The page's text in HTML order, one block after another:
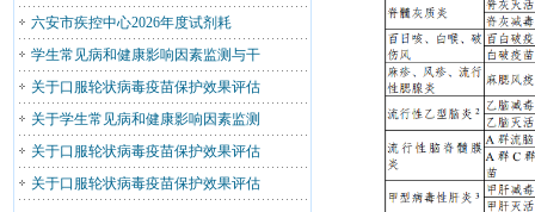
六安市疾控中心2026年度试剂耗
学生常见病和健康影响因素监测与干
关于口服轮状病毒疫苗保护效果评估
关于学生常见病和健康影响因素监测
关于口服轮状病毒疫苗保护效果评估
关于口服轮状病毒疫苗保护效果评估